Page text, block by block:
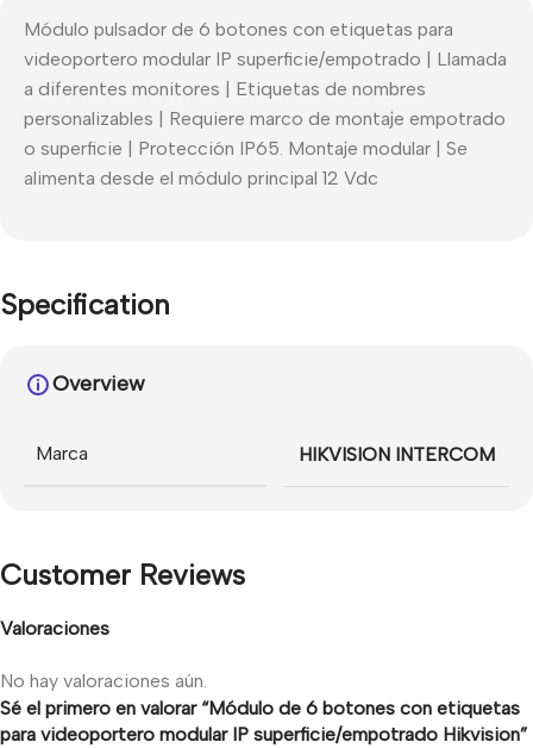
Módulo pulsador de 6 botones con etiquetas para
videoportero modular IP superficie/empotrado | Llamada
a diferentes monitores | Etiquetas de nombres
personalizables | Requiere marco de montaje empotrado
o superficie | Protección IP65. Montaje modular | Se
alimenta desde el módulo principal 12 Vdc
Specification
Overview
Marca HIKVISION INTERCOM
Customer Reviews
Valoraciones
No hay valoraciones aún.
Sé el primero en valorar “Módulo de 6 botones con etiquetas
para videoportero modular IP superficie/empotrado Hikvision”